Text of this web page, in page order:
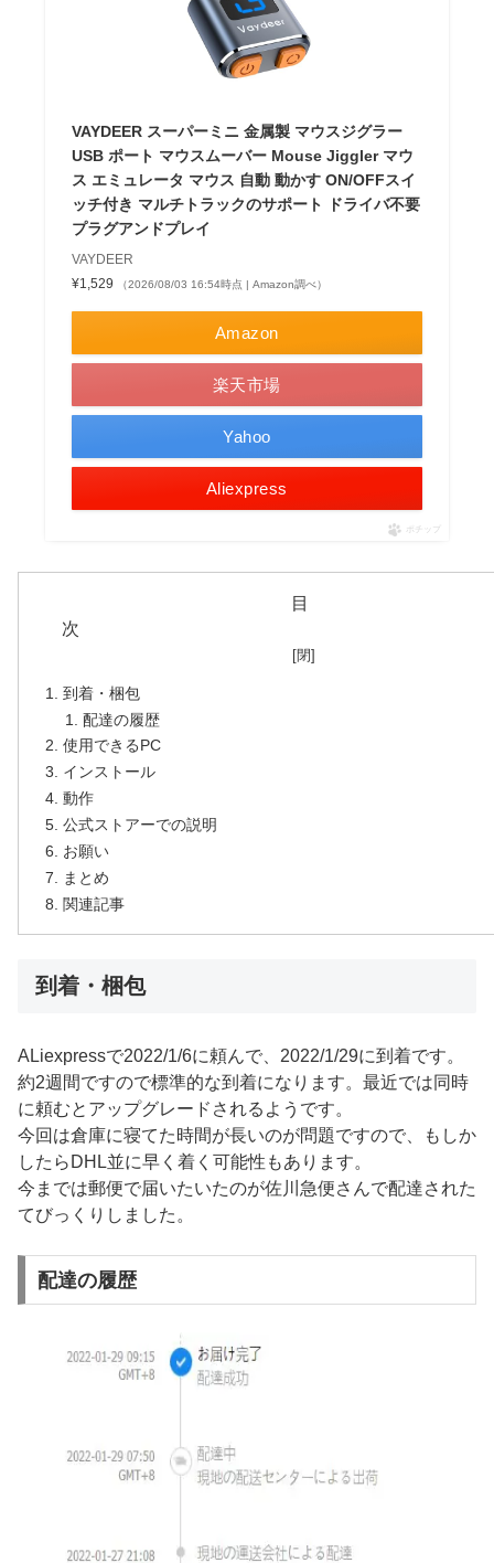
VAYDEER スーパーミニ 金属製 マウスジグラー
USB ポート マウスムーバー Mouse Jiggler マウ
ス エミュレータ マウス 自動 動かす ON/OFFスイ
ッチ付き マルチトラックのサポート ドライバ不要
プラグアンドプレイ
VAYDEER
¥1,529
（2026/08/03 16:54時点 | Amazon調べ）
Amazon
楽天市場
Yahoo
Aliexpress
ポチップ
目
到着・梱包
配達の履歴
使用できるPC
インストール
動作
公式ストアーでの説明
お願い
まとめ
関連記事
到着・梱包
ALiexpressで2022/1/6に頼んで、2022/1/29に到着です。
約2週間ですので標準的な到着になります。最近では同時
に頼むとアップグレードされるようです。
今回は倉庫に寝てた時間が長いのが問題ですので、もしか
したらDHL並に早く着く可能性もあります。
今までは郵便で届いたいたのが佐川急便さんで配達された
てびっくりしました。
配達の履歴